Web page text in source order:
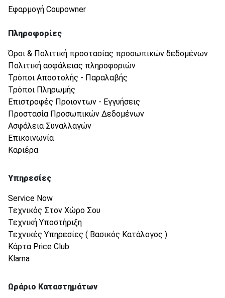
Εφαρμογή Coupowner
Πληροφορίες
Όροι & Πολιτική προστασίας προσωπικών δεδομένων
Πολιτική ασφάλειας πληροφοριών
Τρόποι Αποστολής - Παραλαβής
Τρόποι Πληρωμής
Επιστροφές Προιοντων - Εγγυήσεις
Προστασία Προσωπικών Δεδομένων
Ασφάλεια Συναλλαγών
Επικοινωνία
Καριέρα
Υπηρεσίες
Service Now
Τεχνικός Στον Χώρο Σου
Τεχνική Υποστήριξη
Τεχνικές Υπηρεσίες ( Βασικός Κατάλογος )
Κάρτα Price Club
Klarna
Ωράριο Καταστημάτων